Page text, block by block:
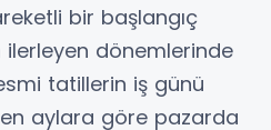
bir başlangıç
ilerleyen dönemlerinde
tatillerin iş günü
aylara göre pazarda